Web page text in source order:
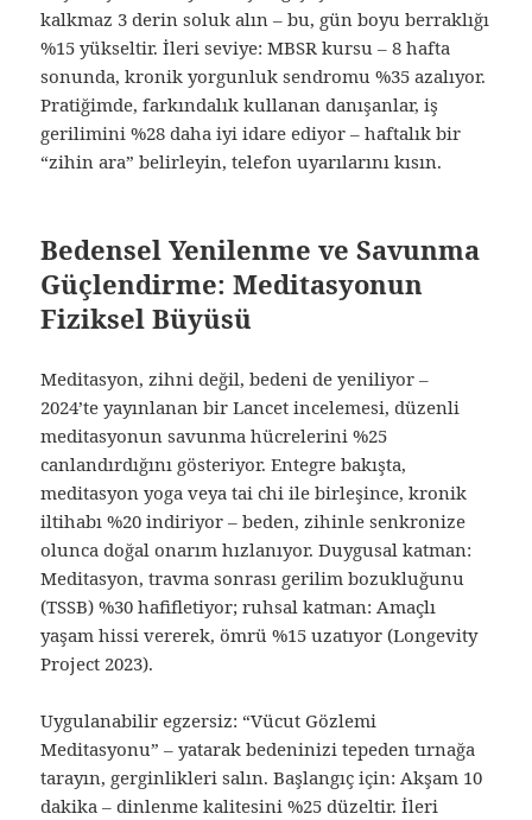
kalkmaz 3 derin soluk alın – bu, gün boyu berraklığı
%15 yükseltir. İleri seviye: MBSR kursu – 8 hafta
sonunda, kronik yorgunluk sendromu %35 azalıyor.
Pratiğimde, farkındalık kullanan danışanlar, iş
gerilimini %28 daha iyi idare ediyor – haftalık bir
“zihin ara” belirleyin, telefon uyarılarını kısın.
Bedensel Yenilenme ve Savunma
Güçlendirme: Meditasyonun
Fiziksel Büyüsü
Meditasyon, zihni değil, bedeni de yeniliyor –
2024’te yayınlanan bir Lancet incelemesi, düzenli
meditasyonun savunma hücrelerini %25
canlandırdığını gösteriyor. Entegre bakışta,
meditasyon yoga veya tai chi ile birleşince, kronik
iltihabı %20 indiriyor – beden, zihinle senkronize
olunca doğal onarım hızlanıyor. Duygusal katman:
Meditasyon, travma sonrası gerilim bozukluğunu
(TSSB) %30 hafifletiyor; ruhsal katman: Amaçlı
yaşam hissi vererek, ömrü %15 uzatıyor (Longevity
Project 2023).
Uygulanabilir egzersiz: “Vücut Gözlemi
Meditasyonu” – yatarak bedeninizi tepeden tırnağa
tarayın, gerginlikleri salın. Başlangıç için: Akşam 10
dakika – dinlenme kalitesini %25 düzeltir. İleri